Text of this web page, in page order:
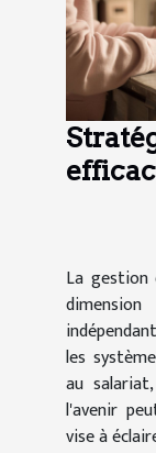
La gestion
les
au
l'avenir
vise à